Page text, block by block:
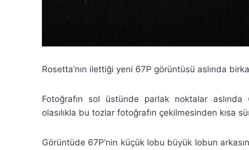
Rosetta’nın ilettiği yeni 67P görüntüsü aslında
Fotoğrafın sol üstünde parlak noktalar
olasılıkla bu tozlar fotoğrafın çekilmesinden kısa
Görüntüde 67P’nin küçük lobu büyük lobun